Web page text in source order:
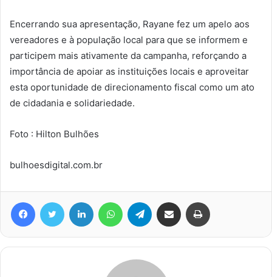
Encerrando sua apresentação, Rayane fez um apelo aos
vereadores e à população local para que se informem e
participem mais ativamente da campanha, reforçando a
importância de apoiar as instituições locais e aproveitar
esta oportunidade de direcionamento fiscal como um ato
de cidadania e solidariedade.
Foto : Hilton Bulhões
bulhoesdigital.com.br
FacebookTwitter Linkedin WhatsAppTelegram Compartilhar via e-mail